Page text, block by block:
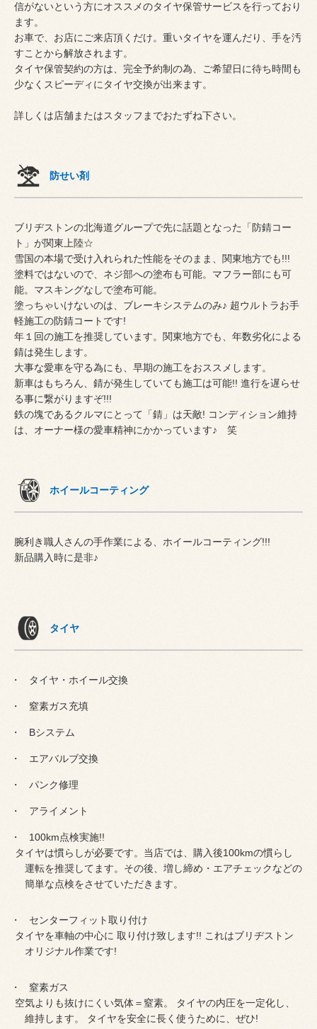
信がないという方にオススメのタイヤ保管サービスを行っており
ます。
お車で、お店にご来店頂くだけ。重いタイヤを運んだり、手を汚
すことから解放されます。
タイヤ保管契約の方は、完全予約制の為、ご希望日に待ち時間も
少なくスピーディにタイヤ交換が出来ます。
詳しくは店舗またはスタッフまでおたずね下さい。
防せい剤
ブリヂストンの北海道グループで先に話題となった「防錆コー
ト」が関東上陸☆
雪国の本場で受け入れられた性能をそのまま、関東地方でも!!!
塗料ではないので、ネジ部への塗布も可能。マフラー部にも可
能。マスキングなしで塗布可能。
塗っちゃいけないのは、ブレーキシステムのみ♪ 超ウルトラお手
軽施工の防錆コートです!
年１回の施工を推奨しています。関東地方でも、年数劣化による
錆は発生します。
大事な愛車を守る為にも、早期の施工をおススメします。
新車はもちろん、錆が発生していても施工は可能!! 進行を遅らせ
る事に繋がりますぞ!!!
鉄の塊であるクルマにとって「錆」は天敵! コンディション維持
は、オーナー様の愛車精神にかかっています♪ 笑
ホイールコーティング
腕利き職人さんの手作業による、ホイールコーティング!!!
新品購入時に是非♪
タイヤ
タイヤ・ホイール交換
窒素ガス充填
Bシステム
エアバルブ交換
パンク修理
アライメント
100km点検実施!!
タイヤは慣らしが必要です。当店では、購入後100kmの慣らし
運転を推奨してます。その後、増し締め・エアチェックなどの
簡単な点検をさせていただきます。
センターフィット取り付け
タイヤを車軸の中心に 取り付け致します!! これはブリヂストン
オリジナル作業です!
窒素ガス
空気よりも抜けにくい気体＝窒素。 タイヤの内圧を一定化し、
維持します。 タイヤを安全に長く使うために、ぜひ!